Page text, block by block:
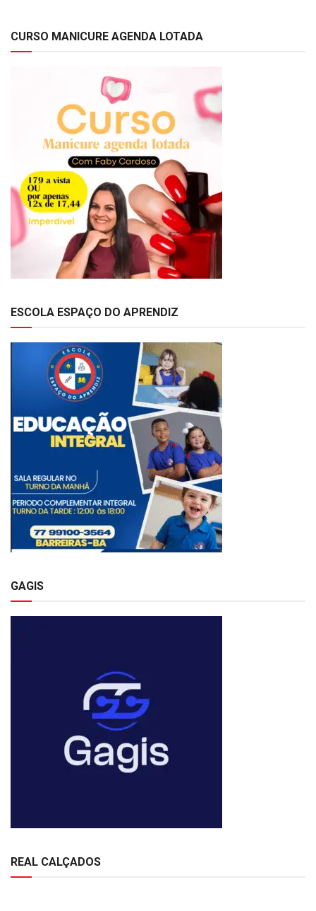
CURSO MANICURE AGENDA LOTADA
ESCOLA ESPAÇO DO APRENDIZ
GAGIS
REAL CALÇADOS